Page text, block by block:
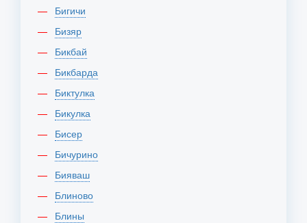
Бигичи
Бизяр
Бикбай
Бикбарда
Биктулка
Бикулка
Бисер
Бичурино
Бияваш
Блиново
Блины